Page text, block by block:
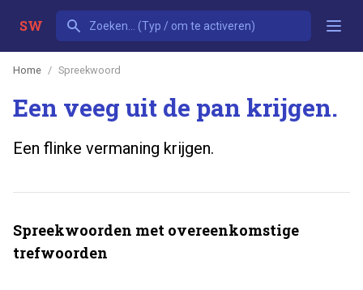
SW
Home Spreekwoord
Een veeg uit de pan krijgen.
Een flinke vermaning krijgen.
Spreekwoorden met overeenkomstige
trefwoorden